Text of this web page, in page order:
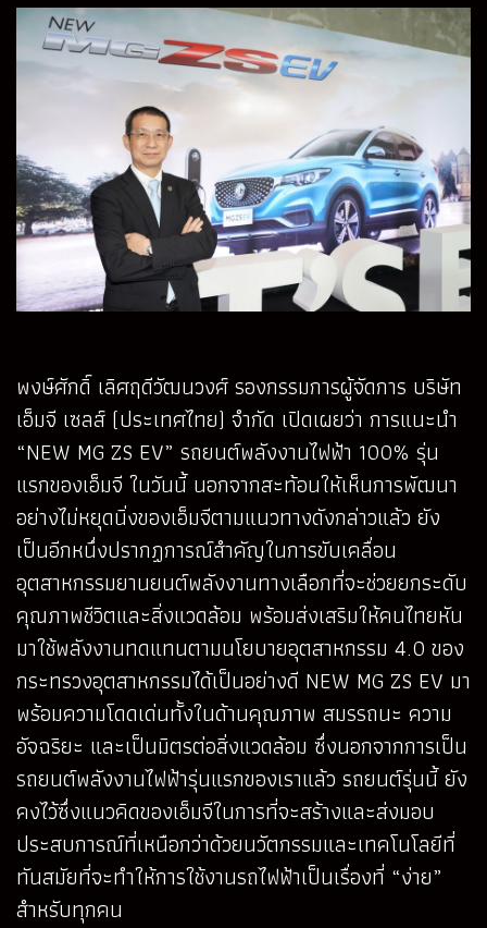
พงษ์ศักดิ์ เลิศฤดีวัฒนวงศ์ รองกรรมการผู้จัดการ บริษัท
เอ็มจี เซลส์ (ประเทศไทย) จำกัด เปิดเผยว่า การแนะนำ
“NEW MG ZS EV” รถยนต์พลังงานไฟฟ้า 100% รุ่น
แรกของเอ็มจี ในวันนี้ นอกจากสะท้อนให้เห็นการพัฒนา
อย่างไม่หยุดนิ่งของเอ็มจีตามแนวทางดังกล่าวแล้ว ยัง
เป็นอีกหนึ่งปรากฏการณ์สำคัญในการขับเคลื่อน
อุตสาหกรรมยานยนต์พลังงานทางเลือกที่จะช่วยยกระดับ
คุณภาพชีวิตและสิ่งแวดล้อม พร้อมส่งเสริมให้คนไทยหัน
มาใช้พลังงานทดแทนตามนโยบายอุตสาหกรรม 4.0 ของ
กระทรวงอุตสาหกรรมได้เป็นอย่างดี NEW MG ZS EV มา
พร้อมความโดดเด่นทั้งในด้านคุณภาพ สมรรถนะ ความ
อัจฉริยะ และเป็นมิตรต่อสิ่งแวดล้อม ซึ่งนอกจากการเป็น
รถยนต์พลังงานไฟฟ้ารุ่นแรกของเราแล้ว รถยนต์รุ่นนี้ ยัง
คงไว้ซึ่งแนวคิดของเอ็มจีในการที่จะสร้างและส่งมอบ
ประสบการณ์ที่เหนือกว่าด้วยนวัตกรรมและเทคโนโลยีที่
ทันสมัยที่จะทำให้การใช้งานรถไฟฟ้าเป็นเรื่องที่ “ง่าย”
สำหรับทุกคน